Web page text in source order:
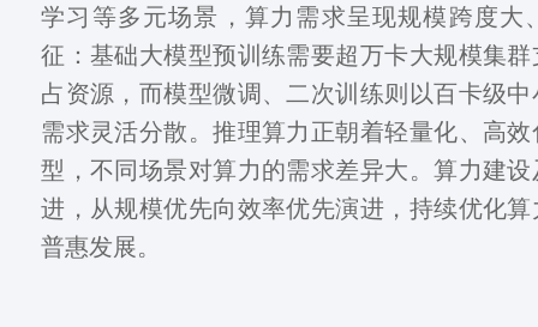
学习等多元场景，算力需求呈现规模跨度大
征：基础大模型预训练需要超万卡大规模集
占资源，而模型微调、二次训练则以百卡级
需求灵活分散。推理算力正朝着轻量化、高
型，不同场景对算力的需求差异大。算力建
进，从规模优先向效率优先演进，持续优化
普惠发展。